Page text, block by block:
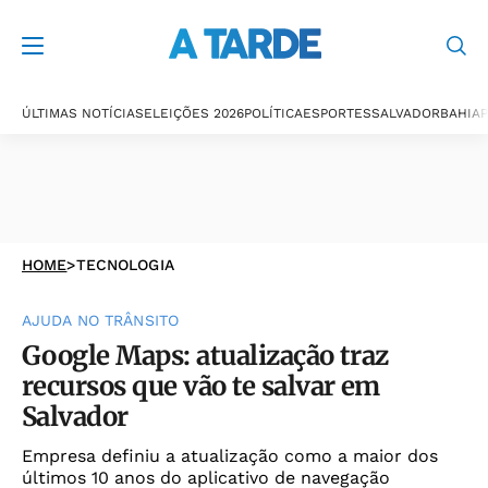
ÚLTIMAS NOTÍCIASELEIÇÕES 2026POLÍTICAESPORTESSALVADORBAHIA
HOME>TECNOLOGIA
AJUDA NO TRÂNSITO
Google Maps: atualização traz
recursos que vão te salvar em
Salvador
Empresa definiu a atualização como a maior dos
últimos 10 anos do aplicativo de navegação